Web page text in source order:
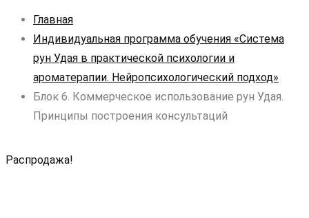
Главная
Индивидуальная программа обучения «Система
рун Удая в практической психологии и
ароматерапии. Нейропсихологический подход»
Блок 6. Коммерческое использование рун Удая.
Принципы построения консультаций
Распродажа!